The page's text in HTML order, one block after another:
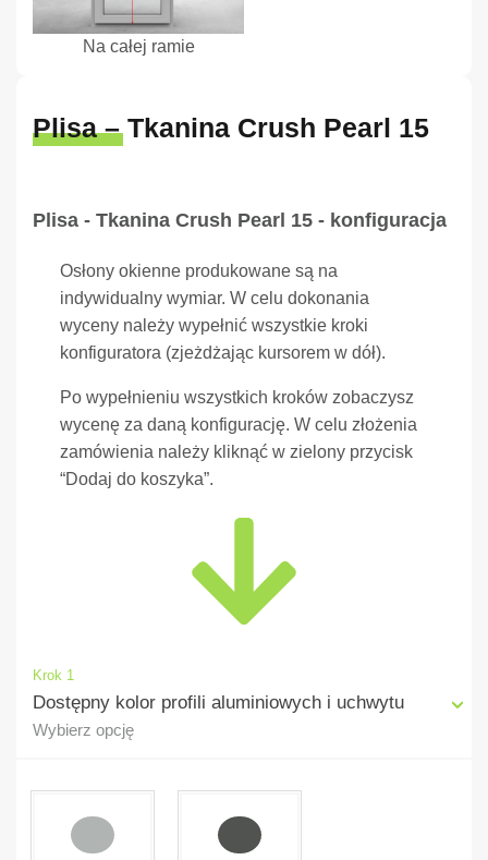
Na całej ramie
Plisa – Tkanina Crush Pearl 15
Plisa - Tkanina Crush Pearl 15 - konfiguracja
Osłony okienne produkowane są na
indywidualny wymiar. W celu dokonania
wyceny należy wypełnić wszystkie kroki
konfiguratora (zjeżdżając kursorem w dół).
Po wypełnieniu wszystkich kroków zobaczysz
wycenę za daną konfigurację. W celu złożenia
zamówienia należy kliknąć w zielony przycisk
“Dodaj do koszyka”.
Krok 1
Dostępny kolor profili aluminiowych i uchwytu
Wybierz opcję